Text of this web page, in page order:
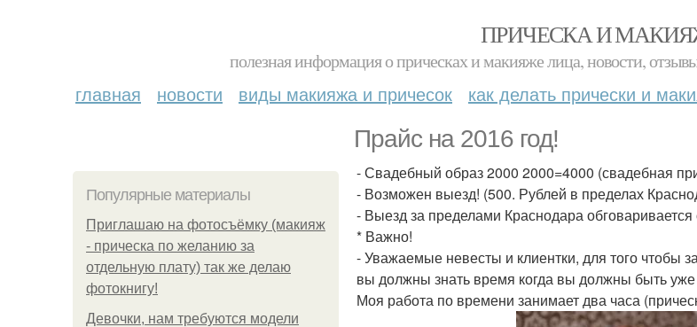
ПРИЧЕСКА И
полезная информация о прическах и макияже лица, новости,
главная новости виды макияжа и причесок как делать прически и
Прайс на 2016 год!
Популярные материалы
Приглашаю на фотосъёмку (макияж
- прическа по желанию за
отдельную плату) так же делаю
фотокнигу!
Девочки, нам требуются модели
- Свадебный образ 2000 2000=4000 (свадебная
- Возможен выезд! (500. Рублей в пределах
- Выезд за пределами Краснодара обговаривается
* Важно!
- Уважаемые невесты и клиентки, для того чтобы
вы должны знать время когда вы должны быть
Моя работа по времени занимает два часа